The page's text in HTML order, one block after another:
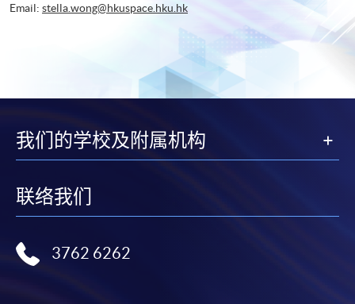
Email: stella.wong@hkuspace.hku.hk
我们的学校及附属机构
联络我们
3762 6262